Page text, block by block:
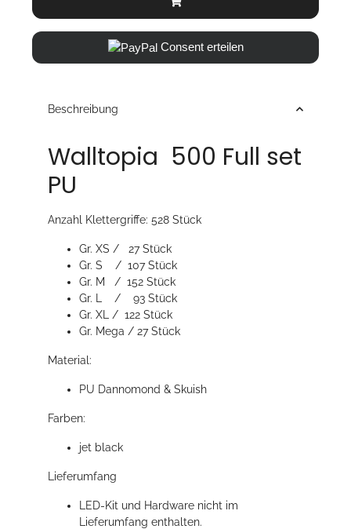
Consent erteilen
Beschreibung
Walltopia 500 Full set
PU
Anzahl Klettergriffe: 528 Stück
Gr. XS / 27 Stück
Gr. S / 107 Stück
Gr. M / 152 Stück
Gr. L / 93 Stück
Gr. XL / 122 Stück
Gr. Mega / 27 Stück
Material:
PU Dannomond & Skuish
Farben:
jet black
Lieferumfang
LED-Kit und Hardware nicht im
Lieferumfang enthalten.